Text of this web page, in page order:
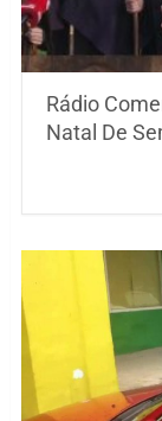
Rádio
Natal De